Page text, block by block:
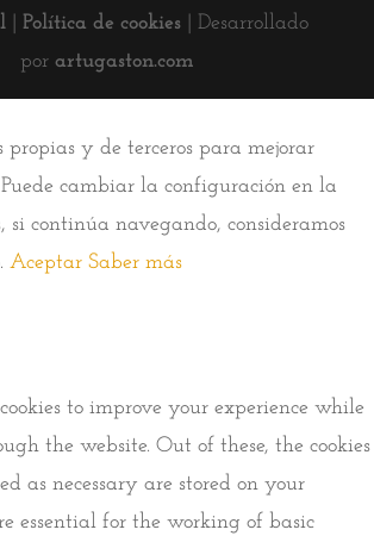
|Política de cookies | Desarrollado
por artugaston.com
propias y de terceros para mejorar
Puede cambiar la configuración en la
si continúa navegando, consideramos
Aceptar Saber más
to improve your experience while
the website. Out of these, the cookies
as necessary are stored on your
essential for the working of basic